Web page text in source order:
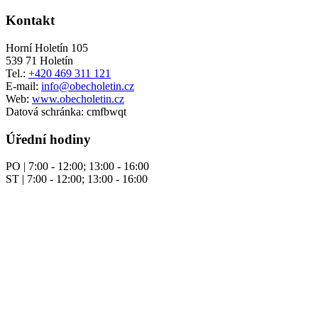
Kontakt
Horní Holetín 105
539 71 Holetín
Tel.: +420 469 311 121
E-mail: info@obecholetin.cz
Web: www.obecholetin.cz
Datová schránka: cmfbwqt
Úřední hodiny
PO | 7:00 - 12:00; 13:00 - 16:00
ST | 7:00 - 12:00; 13:00 - 16:00